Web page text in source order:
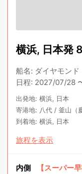
横浜, 日本発
船名: ダイヤモンド
日程: 2027/07/28
出発地: 横浜, 日本
寄港地: 八代 / 釜山（
到着地: 横浜, 日本
旅程を表示
内側
【スーパー